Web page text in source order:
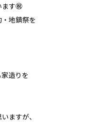
ます㊗
地鎮祭を
造りを
ますが、